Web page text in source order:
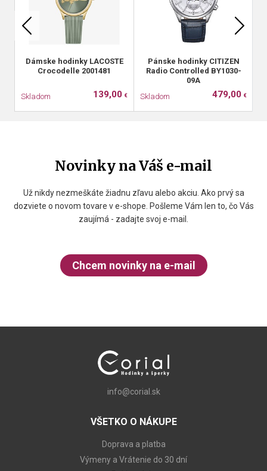
Dámske hodinky LACOSTE
Crocodelle 2001481
Skladom 139,00 €
Pánske hodinky CITIZEN
Radio Controlled BY1030-
09A
Skladom 479,00 €
Novinky na Váš e-mail
Už nikdy nezmeškáte žiadnu zľavu alebo akciu. Ako prvý sa
dozviete o novom tovare v e-shope. Pošleme Vám len to, čo Vás
zaujímá - zadajte svoj e-mail.
Chcem novinky na e-mail
info@corial.sk
VŠETKO O NÁKUPE
Doprava a platba
Výmeny a Vrátenie do 30 dní